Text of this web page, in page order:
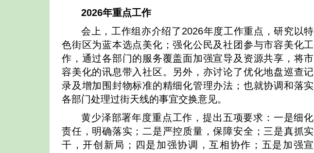
2026年重点工作
会上，工作组亦介绍了2026年度工作重点，研究以特
色街区为蓝本选点美化；强化公民及社团参与市容美化工
作，通过各部门的服务覆盖面加强宣导及资源共享，将市
容美化的讯息带入社区。另外，亦讨论了优化地盘巡查记
录及增加围封物标准的精细化管理办法；也就协调和落实
各部门处理过街天线的事宜交换意见。
黄少泽部署年度重点工作，提出五项要求：一是细化
责任，明确落实；二是严控质量，保障安全；三是真抓实
干，开创新局；四是加强协调，互相协作；五是加强宣